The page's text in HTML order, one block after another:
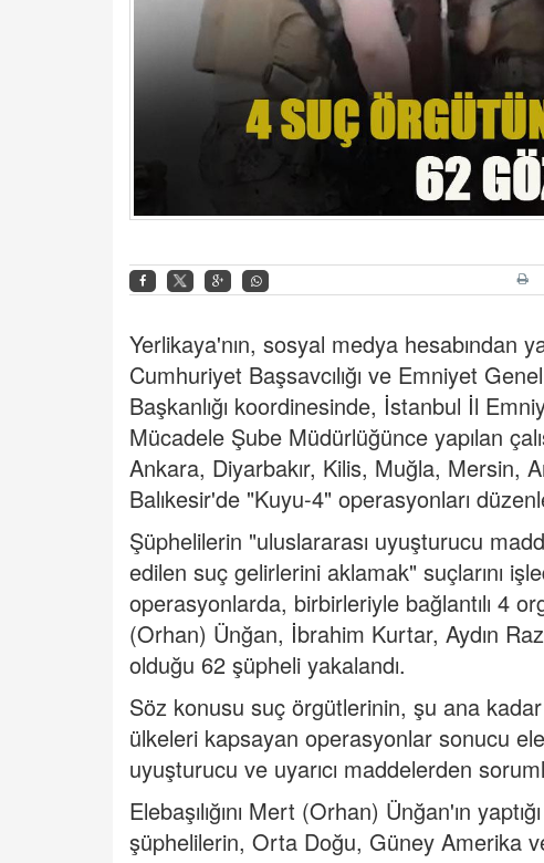
Yerlikaya'nın, sosyal medya hesabından
Cumhuriyet Başsavcılığı ve Emniyet
Başkanlığı koordinesinde, İstanbul İl
Mücadele Şube Müdürlüğünce yapılan
Ankara, Diyarbakır, Kilis, Muğla, Mersin,
Balıkesir'de "Kuyu-4" operasyonları
Şüphelilerin "uluslararası uyuşturucu
edilen suç gelirlerini aklamak" suçlarını
operasyonlarda, birbirleriyle bağlantılı 4
(Orhan) Ünğan, İbrahim Kurtar, Aydın
olduğu 62 şüpheli yakalandı.
Söz konusu suç örgütlerinin, şu ana
ülkeleri kapsayan operasyonlar sonucu
uyuşturucu ve uyarıcı maddelerden
Elebaşılığını Mert (Orhan) Ünğan'ın
şüphelilerin, Orta Doğu, Güney Amerika